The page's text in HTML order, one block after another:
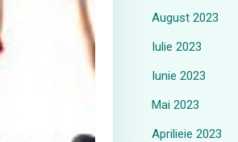
August 2023
Iulie 2023
Iunie 2023
Mai 2023
Aprilieie 2023